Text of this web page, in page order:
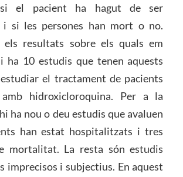
si el pacient ha hagut de ser
i si les persones han mort o no.
els resultats sobre els quals em
ha 10 estudis que tenen aquests
el tractament de pacients
hidroxicloroquina. Per a la
ha nou o deu estudis que avaluen
han estat hospitalitzats i tres
mortalitat. La resta són estudis
imprecisos i subjectius. En aquest